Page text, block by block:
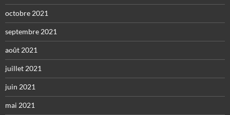
octobre 2021
septembre 2021
août 2021
juillet 2021
juin 2021
mai 2021